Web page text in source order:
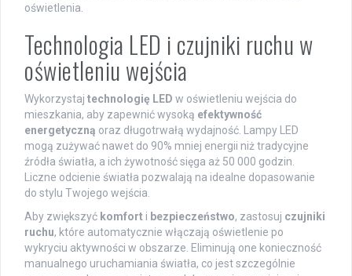
oświetlenia.
Technologia LED i czujniki ruchu w
oświetleniu wejścia
Wykorzystaj technologię LED w oświetleniu wejścia do
mieszkania, aby zapewnić wysoką efektywność
energetyczną oraz długotrwałą wydajność. Lampy LED
mogą zużywać nawet do 90% mniej energii niż tradycyjne
źródła światła, a ich żywotność sięga aż 50 000 godzin.
Liczne odcienie światła pozwalają na idealne dopasowanie
do stylu Twojego wejścia.
Aby zwiększyć komfort i bezpieczeństwo, zastosuj czujniki
ruchu, które automatycznie włączają oświetlenie po
wykryciu aktywności w obszarze. Eliminują one konieczność
manualnego uruchamiania światła, co jest szczególnie